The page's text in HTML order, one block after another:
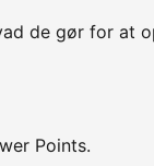
de gør for at
Points.